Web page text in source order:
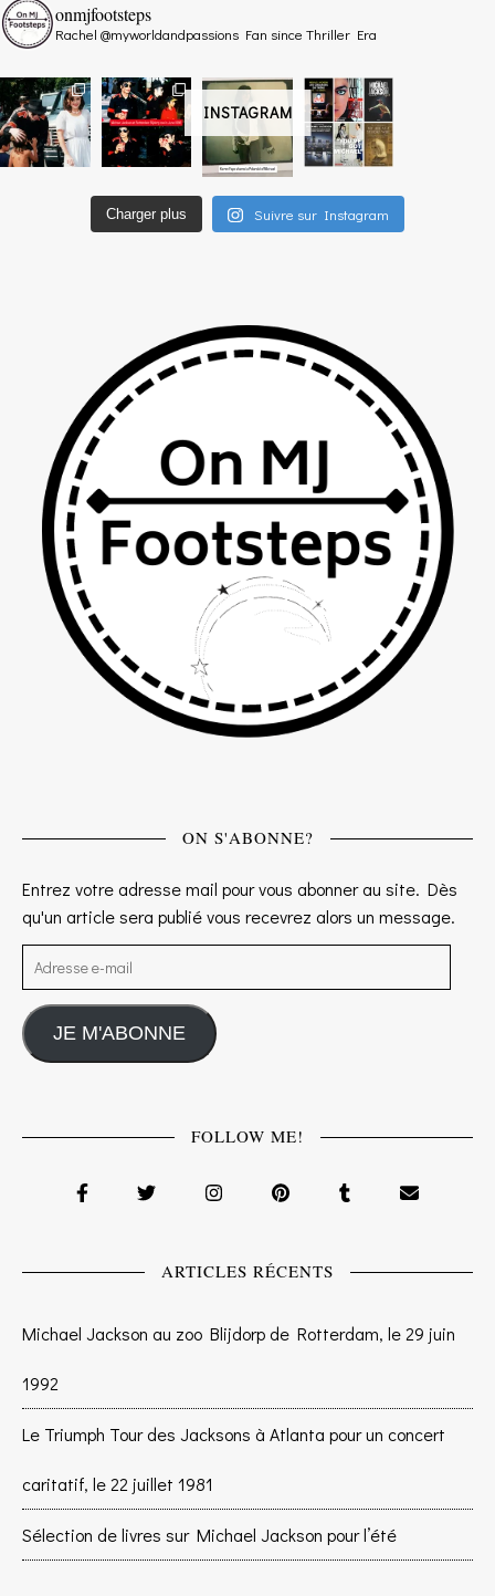
INSTAGRAM
onmjfootsteps
Rachel @myworldandpassions Fan since Thriller Era
Charger plus Suivre sur Instagram
ON S'ABONNE?
Entrez votre adresse mail pour vous abonner au site. Dès
qu'un article sera publié vous recevrez alors un message.
Adresse e-mail
JE M'ABONNE
FOLLOW ME!
ARTICLES RÉCENTS
Michael Jackson au zoo Blijdorp de Rotterdam, le 29 juin
1992
Le Triumph Tour des Jacksons à Atlanta pour un concert
caritatif, le 22 juillet 1981
Sélection de livres sur Michael Jackson pour l’été